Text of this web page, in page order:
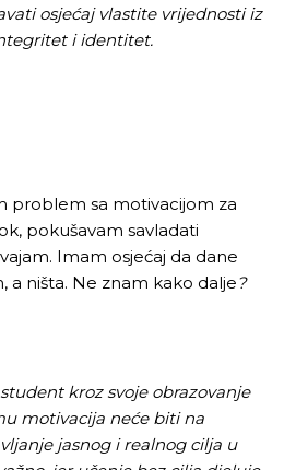
osjećaj vlastite vrijednosti iz
i identitet.
problem sa motivacijom za
pokušavam savladati
Imam osjećaj da dane
a ništa. Ne znam kako dalje?
kroz svoje obrazovanje
motivacija neće biti na
jasnog i realnog cilja u